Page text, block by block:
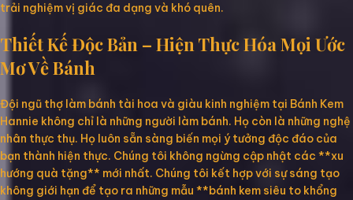
trải nghiệm vị giác đa dạng và khó quên.
Thiết Kế Độc Bản – Hiện Thực Hóa Mọi Ước
Mơ Về Bánh
Đội ngũ thợ làm bánh tài hoa và giàu kinh nghiệm tại Bánh Kem
Hannie không chỉ là những người làm bánh. Họ còn là những nghệ
nhân thực thụ. Họ luôn sẵn sàng biến mọi ý tưởng độc đáo của
bạn thành hiện thực. Chúng tôi không ngừng cập nhật các **xu
hướng quà tặng** mới nhất. Chúng tôi kết hợp với sự sáng tạo
không giới hạn để tạo ra những mẫu **bánh kem siêu to khổng